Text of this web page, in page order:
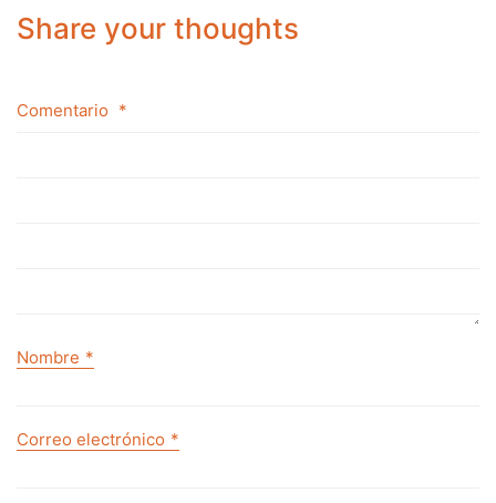
Share your thoughts
Comentario *
Nombre *
Correo electrónico *